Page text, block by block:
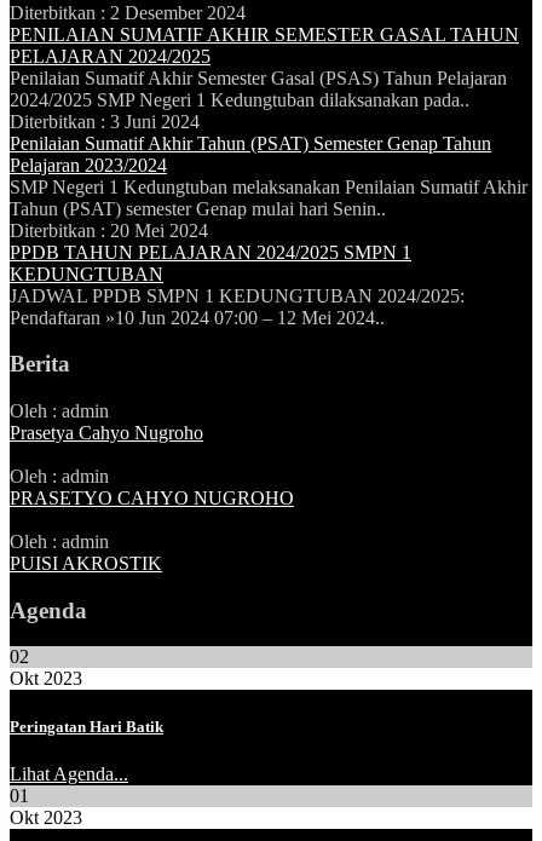
Diterbitkan : 2 Desember 2024
PENILAIAN SUMATIF AKHIR SEMESTER GASAL TAHUN
PELAJARAN 2024/2025
Penilaian Sumatif Akhir Semester Gasal (PSAS) Tahun Pelajaran
2024/2025 SMP Negeri 1 Kedungtuban dilaksanakan pada..
Diterbitkan : 3 Juni 2024
Penilaian Sumatif Akhir Tahun (PSAT) Semester Genap Tahun
Pelajaran 2023/2024
SMP Negeri 1 Kedungtuban melaksanakan Penilaian Sumatif Akhir
Tahun (PSAT) semester Genap mulai hari Senin..
Diterbitkan : 20 Mei 2024
PPDB TAHUN PELAJARAN 2024/2025 SMPN 1
KEDUNGTUBAN
JADWAL PPDB SMPN 1 KEDUNGTUBAN 2024/2025:
Pendaftaran »10 Jun 2024 07:00 – 12 Mei 2024..
Berita
Oleh : admin
Prasetya Cahyo Nugroho
Oleh : admin
PRASETYO CAHYO NUGROHO
Oleh : admin
PUISI AKROSTIK
Agenda
02
Okt 2023
Peringatan Hari Batik
Lihat Agenda...
01
Okt 2023